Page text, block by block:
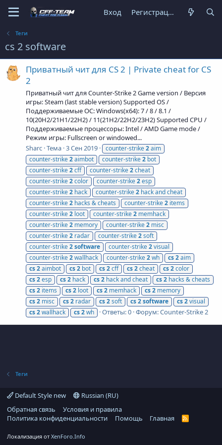
Вход Регистрация
Теги
cs 2 software
Приватный чит для CS 2 | Private cheat for CS
2
Приватный чит для Counter-Strike 2 Game version / Версия
игры: Steam (last stable version) Supported OS /
Поддерживаемые ОС: Windows(x64): 7 / 8 / 8.1 /
10(20H2/21H1/22H2) / 11(21H2/22H2/23H2) Supported CPU /
Поддерживаемые процессоры: Intel / AMD Game mode /
Режим игры: Fullscreen or windowed...
Sharc Тема 3 Сен 2019 counter-strike2aim
counter-strike2aimbot counter-strike2 bot
counter-strike2cff counter-strike2cheat
counter-strike2color counter-strike2esp
counter-strike2 hack counter-strike2 hack and cheat
counter-strike2 hacks & cheats counter-strike2 items
counter-strike2 loot counter-strike2 memhack
counter-strike2 memory counter-strike2 misc
counter-strike2 radar counter-strike2soft
counter-strike2software counter-strike2visual
counter-strike2wallhack counter-strike2wh cs2aim
cs2aimbot cs2 bot cs2cff cs2cheat cs2color
cs2esp cs2 hack cs2 hack and cheat cs2 hacks & cheats
cs2 items cs2 loot cs2 memhack cs2 memory
cs2 misc cs2 radar cs2soft cs2software cs2visual
cs2wallhack cs2wh Ответы: 0 Форум:Counter-Strike 2
Теги
Default Style new
Russian (RU)
Обратная связь
Условия и правила
Политика конфиденциальности
Помощь Главная
R
Локализация от XenForo.Info